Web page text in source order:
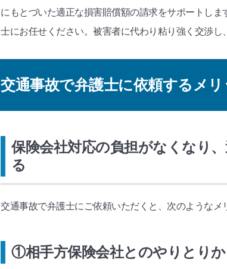
にもとづいた適正な損害賠償額の請求をサポートし
士にお任せください。被害者に代わり粘り強く交渉し
交通事故で弁護士に依頼するメリ
保険会社対応の負担がなくなり
る
交通事故で弁護士にご依頼いただくと、次のようなメ
①相手方保険会社とのやりとり